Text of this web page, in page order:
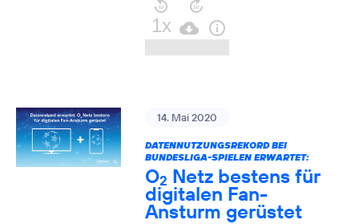
14. Mai 2020
DATENNUTZUNGSREKORD BEI
BUNDESLIGA-SPIELEN ERWARTET:
O2 Netz bestens für
digitalen Fan-
Ansturm gerüstet